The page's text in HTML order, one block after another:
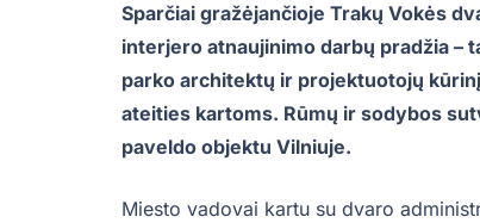
Sparčiai gražėjančioje Trakų Vokės
interjero atnaujinimo darbų pradžia –
parko architektų ir projektuotojų
ateities kartoms. Rūmų ir sodybos
paveldo objektu Vilniuje.
Miesto vadovai kartu su dvaro